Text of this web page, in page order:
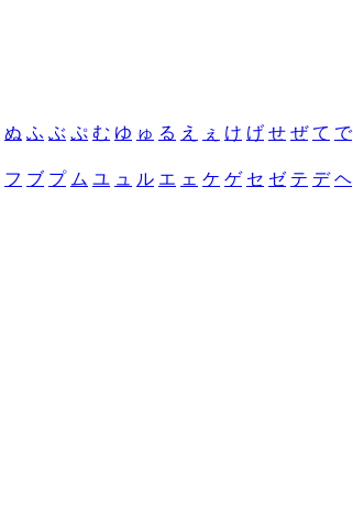
ぬ ふ ぶ ぷ む ゆ ゅ る え ぇ け げ せ ぜ て で
フ ブ プ ム ユ ュ ル エ ェ ケ ゲ セ ゼ テ デ ヘ